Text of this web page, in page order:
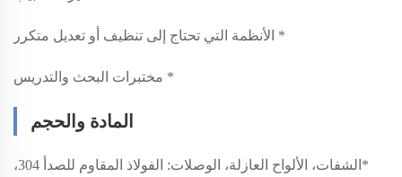
* الأنظمة التي تحتاج إلى تنظيف أو تعديل متكرر
* مختبرات البحث والتدريس
المادة والحجم
*
الشفات، الألواح العازلة، الوصلات: الفولاذ المقاوم للصدأ 304،